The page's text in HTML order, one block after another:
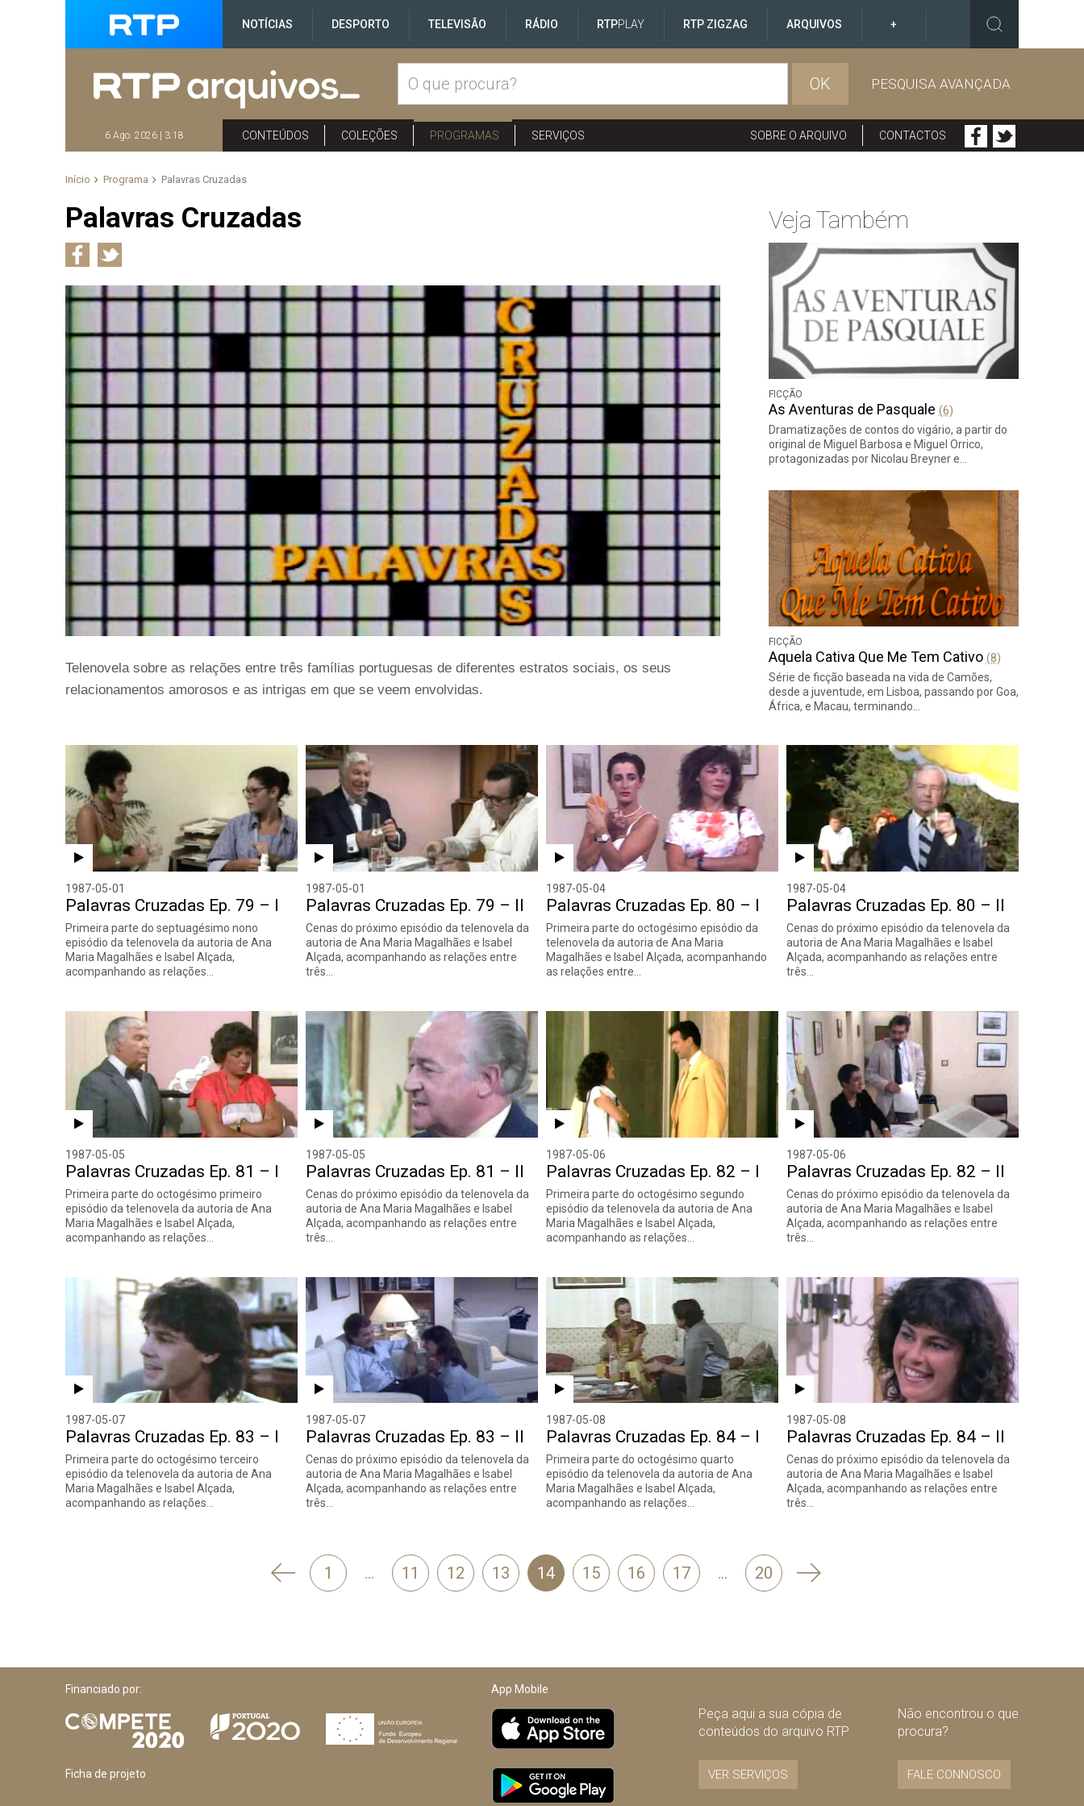
NOTÍCIAS DESPORTO TELEVISÃO RÁDIO RTPPLAY RTP ZIGZAG ARQUIVOS +
OK PESQUISA AVANÇADA
6 Ago. 2026 | 3:18 CONTEÚDOS COLEÇÕES PROGRAMAS SERVIÇOS SOBRE O ARQUIVO CONTACTOS
Início Programa Palavras Cruzadas
Palavras Cruzadas
Telenovela sobre as relações entre três famílias portuguesas de diferentes estratos sociais, os seus
relacionamentos amorosos e as intrigas em que se veem envolvidas.
1987-05-01
Palavras Cruzadas Ep. 79 – I
Primeira parte do septuagésimo nono
episódio da telenovela da autoria de Ana
Maria Magalhães e Isabel Alçada,
acompanhando as relações…
1987-05-01
Palavras Cruzadas Ep. 79 – II
Cenas do próximo episódio da telenovela da
autoria de Ana Maria Magalhães e Isabel
Alçada, acompanhando as relações entre
três…
1987-05-04
Palavras Cruzadas Ep. 80 – I
Primeira parte do octogésimo episódio da
telenovela da autoria de Ana Maria
Magalhães e Isabel Alçada, acompanhando
as relações entre…
1987-05-04
Palavras Cruzadas Ep. 80 – II
Cenas do próximo episódio da telenovela da
autoria de Ana Maria Magalhães e Isabel
Alçada, acompanhando as relações entre
três…
1987-05-05
Palavras Cruzadas Ep. 81 – I
Primeira parte do octogésimo primeiro
episódio da telenovela da autoria de Ana
Maria Magalhães e Isabel Alçada,
acompanhando as relações…
1987-05-05
Palavras Cruzadas Ep. 81 – II
Cenas do próximo episódio da telenovela da
autoria de Ana Maria Magalhães e Isabel
Alçada, acompanhando as relações entre
três…
1987-05-06
Palavras Cruzadas Ep. 82 – I
Primeira parte do octogésimo segundo
episódio da telenovela da autoria de Ana
Maria Magalhães e Isabel Alçada,
acompanhando as relações…
1987-05-06
Palavras Cruzadas Ep. 82 – II
Cenas do próximo episódio da telenovela da
autoria de Ana Maria Magalhães e Isabel
Alçada, acompanhando as relações entre
três…
1987-05-07
Palavras Cruzadas Ep. 83 – I
Primeira parte do octogésimo terceiro
episódio da telenovela da autoria de Ana
Maria Magalhães e Isabel Alçada,
acompanhando as relações…
1987-05-07
Palavras Cruzadas Ep. 83 – II
Cenas do próximo episódio da telenovela da
autoria de Ana Maria Magalhães e Isabel
Alçada, acompanhando as relações entre
três…
1987-05-08
Palavras Cruzadas Ep. 84 – I
Primeira parte do octogésimo quarto
episódio da telenovela da autoria de Ana
Maria Magalhães e Isabel Alçada,
acompanhando as relações…
1987-05-08
Palavras Cruzadas Ep. 84 – II
Cenas do próximo episódio da telenovela da
autoria de Ana Maria Magalhães e Isabel
Alçada, acompanhando as relações entre
três…
'
1 … 11 12 13 14 15 16 17 … 20 Seguinte
Veja Também
FICÇÃO
As Aventuras de Pasquale (6)
Dramatizações de contos do vigário, a partir do
original de Miguel Barbosa e Miguel Orrico,
protagonizadas por Nicolau Breyner e…
FICÇÃO
Aquela Cativa Que Me Tem Cativo (8)
Série de ficção baseada na vida de Camões,
desde a juventude, em Lisboa, passando por Goa,
África, e Macau, terminando…
Financiado por:
Ficha de projeto
App Mobile
Peça aqui a sua cópia de
conteúdos do arquivo RTP
VER SERVIÇOS
Não encontrou o que
procura?
FALE CONNOSCO